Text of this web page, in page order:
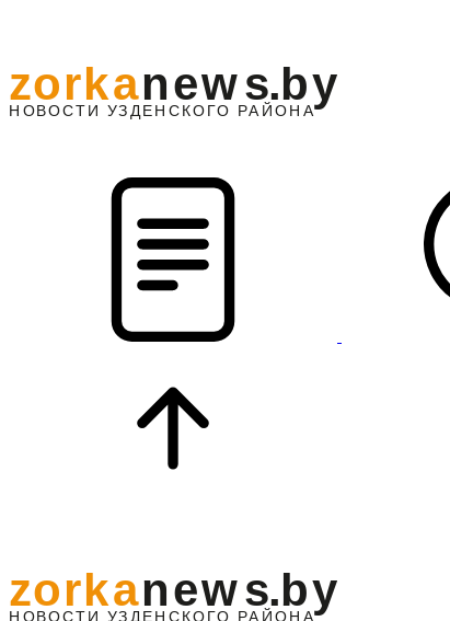
НО ВОСТИ УЗДЕНС КО ГО РАЙОНА
zorkanews.by